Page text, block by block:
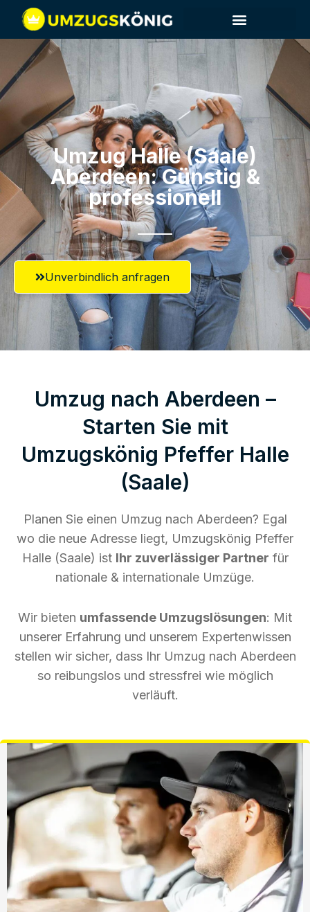
Umzug Halle (Saale)​
Aberdeen: Günstig &
professionell​
Unverbindlich anfragen
Umzug nach Aberdeen –
Starten Sie mit
Umzugskönig Pfeffer Halle
(Saale)
Planen Sie einen Umzug nach Aberdeen? Egal
wo die neue Adresse liegt, Umzugskönig Pfeffer
Halle (Saale) ist Ihr zuverlässiger Partner für
nationale & internationale Umzüge.
Wir bieten umfassende Umzugslösungen: Mit
unserer Erfahrung und unserem Expertenwissen
stellen wir sicher, dass Ihr Umzug nach Aberdeen
so reibungslos und stressfrei wie möglich
verläuft.